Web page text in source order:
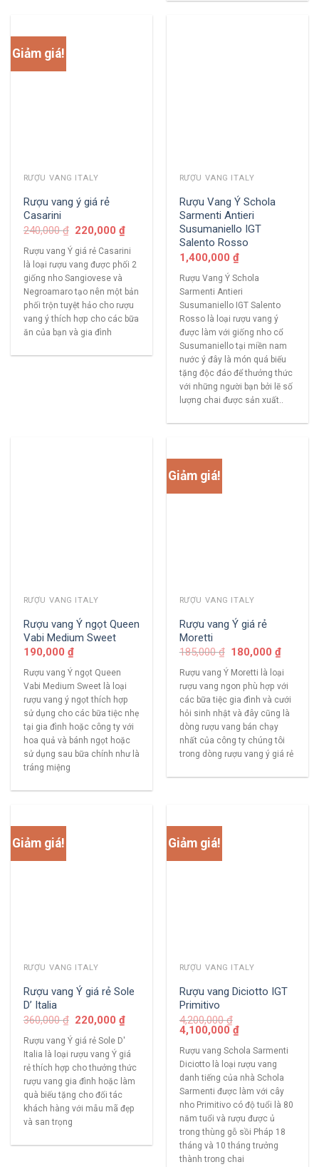
Giảm giá!
RƯỢU VANG ITALY
Rượu vang ý giá rẻ
Casarini
240,000₫ 220,000₫
Rượu vang Ý giá rẻ Casarini
là loại rượu vang được phối 2
giống nho Sangiovese và
Negroamaro tạo nên một bản
phối trộn tuyệt hảo cho rượu
vang ý thích hợp cho các bữa
ăn của bạn và gia đình
RƯỢU VANG ITALY
Rượu Vang Ý Schola
Sarmenti Antieri
Susumaniello IGT
Salento Rosso
1,400,000 ₫
Rượu Vang Ý Schola
Sarmenti Antieri
Susumaniello IGT Salento
Rosso là loại rượu vang ý
được làm với giống nho cổ
Susumaniello tại miền nam
nước ý đây là món quá biếu
tặng độc đáo để thưởng thức
với những người bạn bởi lẽ số
lượng chai được sản xuất..
RƯỢU VANG ITALY
Rượu vang Ý ngọt Queen
Vabi Medium Sweet
190,000 ₫
Rượu vang Ý ngọt Queen
Vabi Medium Sweet là loại
rượu vang ý ngọt thích hợp
sử dụng cho các bữa tiệc nhẹ
tại gia đình hoặc công ty với
hoa quả và bánh ngọt hoặc
sử dụng sau bữa chính như là
tráng miệng
Giảm giá!
RƯỢU VANG ITALY
Rượu vang Ý giá rẻ
Moretti
185,000₫ 180,000₫
Rượu vang Ý Moretti là loại
rượu vang ngon phù hợp với
các bữa tiệc gia đình và cưới
hỏi sinh nhật và đây cũng là
dòng rượu vang bán chạy
nhất của công ty chúng tôi
trong dòng rượu vang ý giá rẻ
Giảm giá!
RƯỢU VANG ITALY
Rượu vang Ý giá rẻ Sole
D’ Italia
360,000₫ 220,000₫
Rượu vang Ý giá rẻ Sole D'
Italia là loại rượu vang Ý giá
rẻ thích hợp cho thưởng thức
rượu vang gia đình hoặc làm
quà biếu tặng cho đối tác
khách hàng với mẫu mã đẹp
và san trọng
Giảm giá!
RƯỢU VANG ITALY
Rượu vang Diciotto IGT
Primitivo
4,200,000₫
4,100,000₫
Rượu vang Schola Sarmenti
Diciotto là loại rượu vang
danh tiếng của nhà Schola
Sarmenti được làm với cây
nho Primitivo có độ tuổi là 80
năm tuổi và rượu được ủ
trong thùng gỗ sồi Pháp 18
tháng và 10 tháng trưởng
thành trong chai